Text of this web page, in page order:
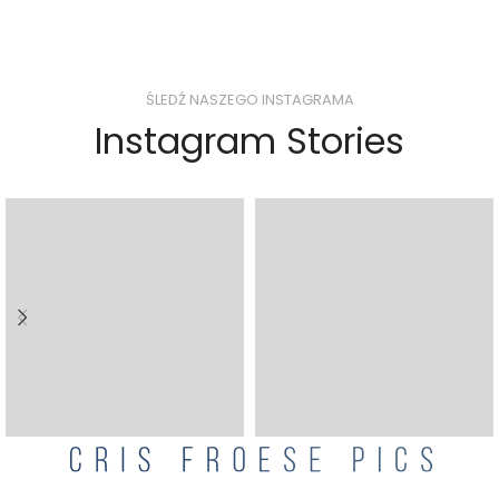
ŚLEDŹ NASZEGO INSTAGRAMA
Instagram Stories